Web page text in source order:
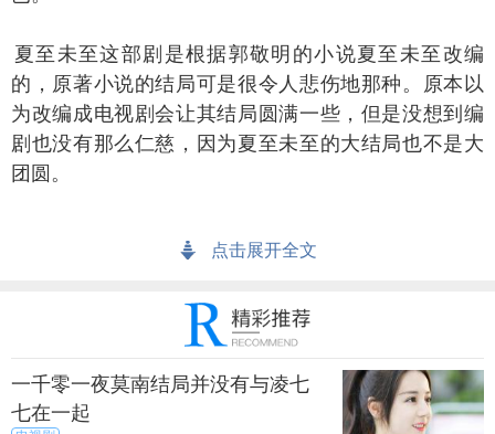
未至这部剧是根据郭敬明的小说夏至未至改编
的，原著小说的结局可是很令人悲伤地那种。原本以
为改编成电视剧会让其结局圆满一些，但是没想到编
剧也没有那么仁慈，因为夏至未至的大结局也不是大
团圆。
业之后也一直都在一起。但是这并不代表着两人没有
立夏的性格就让不少人感到不喜欢，她遇到事情
总是胆怯，甚至有些时候还会丧失理智。
点击展开全文
一千零一夜莫南结局并没有与凌七
七在一起